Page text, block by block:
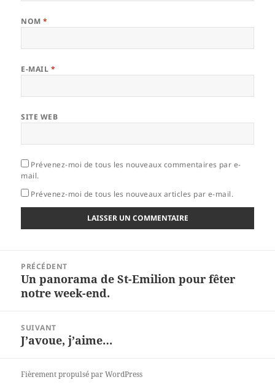
NOM*
E-MAIL *
SITE WEB
Prévenez-moi de tous les nouveaux commentaires par e-
mail.
Prévenez-moi de tous les nouveaux articles par e-mail.
l’article
PRÉCÉDENT
Article
précédent :
Un panorama de St-Emilion pour fêter
notre week-end.
SUIVANT
Article
J’avoue, j’aime…
Fièrement propulsé par WordPress